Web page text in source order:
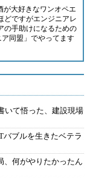
が大好きなワンオペエ
どですがエンジニアレ
の手助けになるための
同盟 」でやってます
いて悟った、建設現場
ブルを生きたベテラ
、何がやりたかったん